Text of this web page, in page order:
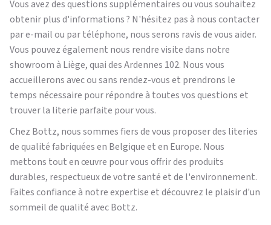
Vous avez des questions supplémentaires ou vous souhaitez
obtenir plus d'informations ? N'hésitez pas à nous contacter
par e-mail ou par téléphone, nous serons ravis de vous aider.
Vous pouvez également nous rendre visite dans notre
showroom à Liège, quai des Ardennes 102. Nous vous
accueillerons avec ou sans rendez-vous et prendrons le
temps nécessaire pour répondre à toutes vos questions et
trouver la literie parfaite pour vous.
Chez Bottz, nous sommes fiers de vous proposer des literies
de qualité fabriquées en Belgique et en Europe. Nous
mettons tout en œuvre pour vous offrir des produits
durables, respectueux de votre santé et de l'environnement.
Faites confiance à notre expertise et découvrez le plaisir d'un
sommeil de qualité avec Bottz.